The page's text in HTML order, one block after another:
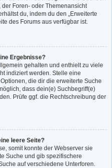
Foren- oder Themenansicht
du, indem du den „Erweiterte
des Forums aus verfügbar ist.
Ergebnisse?
gehalten und enthielt zu viele
indiziert werden. Stelle eine
die dir die erweiterte Suche
dass dein(e) Suchbegriff(e)
Prüfe ggf. die Rechtschreibung der
leere Seite?
somit konnte der Webserver sie
Suche und gib spezifischere
auf verschiedene Unterforen.